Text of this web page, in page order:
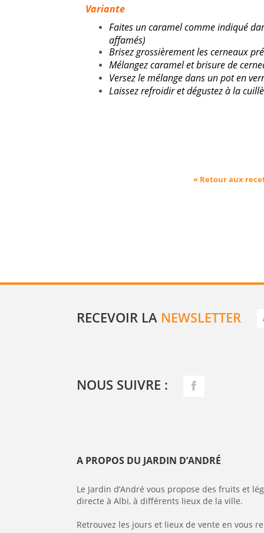
Variante
Faites un caramel comme indiqué
affamés)
Brisez grossièrement les cerneaux
Mélangez caramel et brisure de
Versez le mélange dans un pot en
Laissez refroidir et dégustez à la
« Retour aux
RECEVOIR LA NEWSLETTER
NOUS SUIVRE :
A PROPOS DU JARDIN D’ANDRÉ
Le Jardin d’André vous propose des fruits et
directe à Albi, à différents lieux de la ville.
Retrouvez les jours et lieux de vente en vous